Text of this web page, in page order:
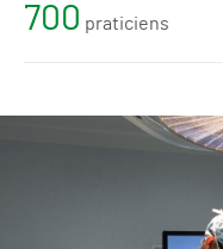
700 praticiens